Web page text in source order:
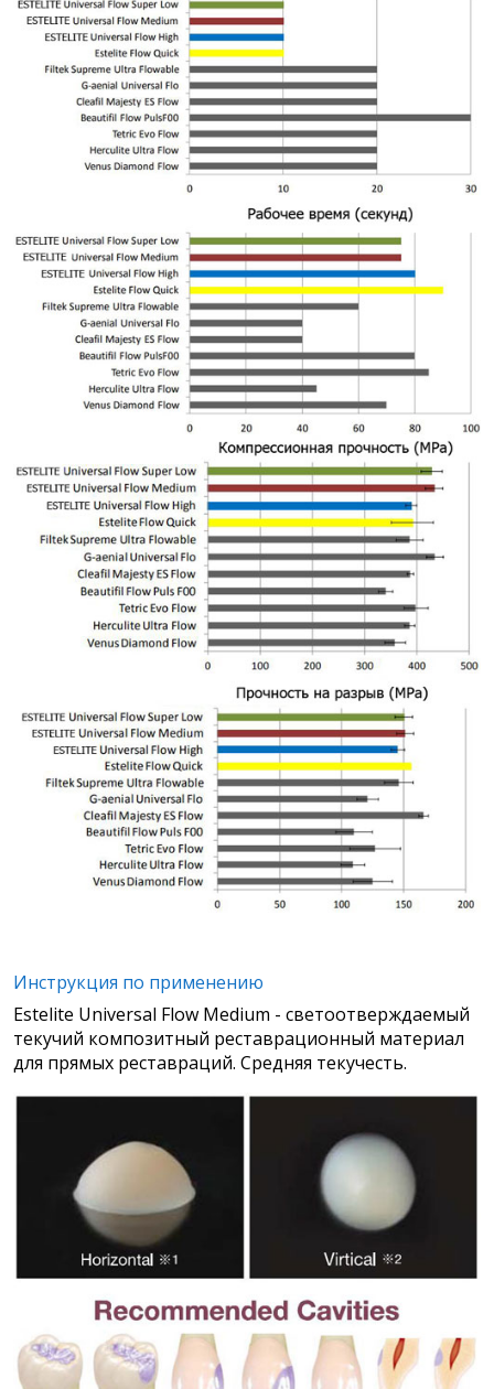
Инструкция по применению
Estelite Universal Flow Medium - светоотверждаемый
текучий композитный реставрационный материал
для прямых реставраций. Средняя текучесть.